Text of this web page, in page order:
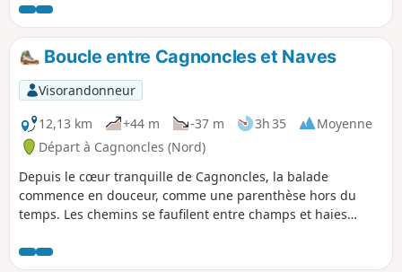
verdoyantes et bosquets secrets, en direction de Lieu-Saint-
Amand. Ensuite, cap sur Noyelles-sur-Selle : ses berges
tranquilles et son patrimoine rural vous inviteront à la
pause et à la contemplation. Chaque tournant dévoile une
nouvelle facette de la campagne hennuyère, entre villages
authentiques et murmures d’eau vive, pour un parcours à la
fois ressourçant et plein de surprises. N’oubliez pas votre
appareil photo et votre curiosité : cette boucle est un
véritable livre ouvert sur la douceur de vivre du Nord.
Boucle entre Cagnoncles et Naves
Visorandonneur
12,13 km
+44 m -37 m 3h 35
Moyenne
Départ à Cagnoncles (Nord)
Depuis le cœur tranquille de Cagnoncles, la balade
commence en douceur, comme une parenthèse hors du
temps. Les chemins se faufilent entre champs et haies
saison. Le souffle du vent fait frémir les cultures, tandis